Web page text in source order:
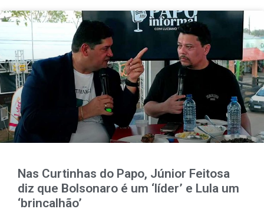
Nas Curtinhas do Papo, Júnior Feitosa
diz que Bolsonaro é um ‘líder’ e Lula um
‘brincalhão’